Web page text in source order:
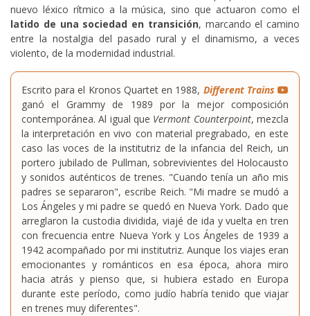
nuevo léxico rítmico a la música, sino que actuaron como el
latido de una sociedad en transición, marcando el camino
entre la nostalgia del pasado rural y el dinamismo, a veces
violento, de la modernidad industrial.
Escrito para el Kronos Quartet en 1988, Different Trains
ganó el Grammy de 1989 por la mejor composición
contemporánea. Al igual que Vermont Counterpoint, mezcla
la interpretación en vivo con material pregrabado, en este
caso las voces de la institutriz de la infancia del Reich, un
portero jubilado de Pullman, sobrevivientes del Holocausto
y sonidos auténticos de trenes. "Cuando tenía un año mis
padres se separaron", escribe Reich. "Mi madre se mudó a
Los Ángeles y mi padre se quedó en Nueva York. Dado que
arreglaron la custodia dividida, viajé de ida y vuelta en tren
con frecuencia entre Nueva York y Los Ángeles de 1939 a
1942 acompañado por mi institutriz. Aunque los viajes eran
emocionantes y románticos en esa época, ahora miro
hacia atrás y pienso que, si hubiera estado en Europa
durante este período, como judío habría tenido que viajar
en trenes muy diferentes".